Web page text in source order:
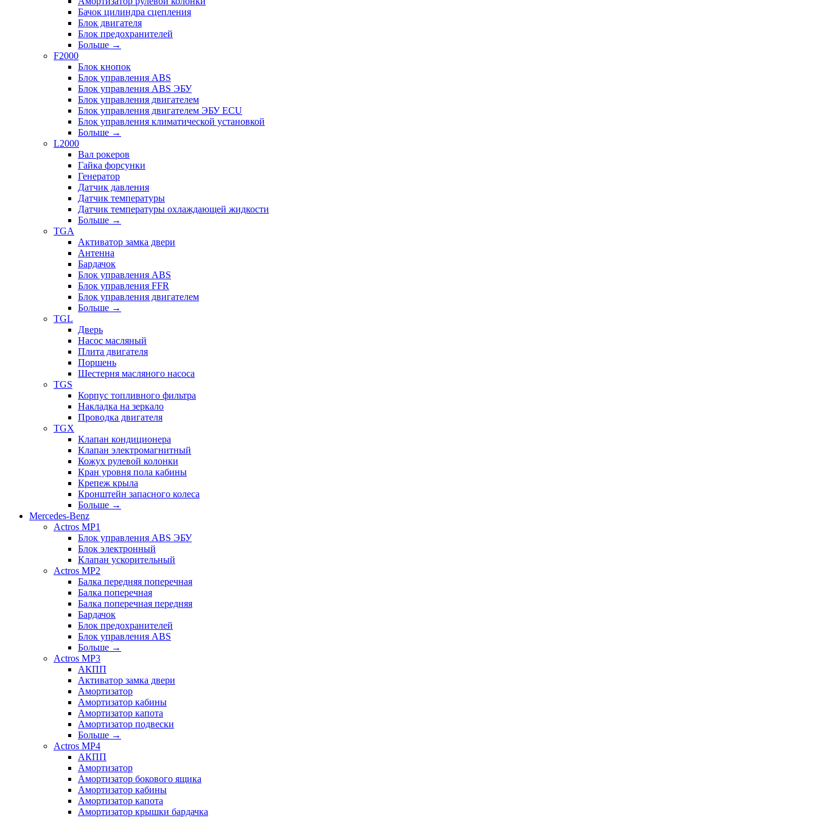
Бачок цилиндра сцепления
Блок двигателя
Блок предохранителей
Больше →
F2000
Блок кнопок
Блок управления ABS
Блок управления ABS ЭБУ
Блок управления двигателем
Блок управления двигателем ЭБУ ECU
Блок управления климатической установкой
Больше →
L2000
Вал рокеров
Гайка форсунки
Генератор
Датчик давления
Датчик температуры
Датчик температуры охлаждающей жидкости
Больше →
TGA
Активатор замка двери
Антенна
Бардачок
Блок управления ABS
Блок управления FFR
Блок управления двигателем
Больше →
TGL
Дверь
Насос масляный
Плита двигателя
Поршень
Шестерня масляного насоса
TGS
Корпус топливного фильтра
Накладка на зеркало
Проводка двигателя
TGX
Клапан кондиционера
Клапан электромагнитный
Кожух рулевой колонки
Кран уровня пола кабины
Крепеж крыла
Кронштейн запасного колеса
Больше →
Mercedes-Benz
Actros MP1
Блок управления ABS ЭБУ
Блок электронный
Клапан ускорительный
Actros MP2
Балка передняя поперечная
Балка поперечная
Балка поперечная передняя
Бардачок
Блок предохранителей
Блок управления ABS
Больше →
Actros MP3
АКПП
Активатор замка двери
Амортизатор
Амортизатор кабины
Амортизатор капота
Амортизатор подвески
Больше →
Actros MP4
АКПП
Амортизатор
Амортизатор бокового ящика
Амортизатор кабины
Амортизатор капота
Амортизатор крышки бардачка